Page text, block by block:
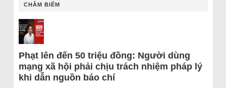
CHÂM BIẾM
Phạt lên đến 50 triệu đồng: Người dùng
mạng xã hội phải chịu trách nhiệm pháp lý
khi dẫn nguồn báo chí